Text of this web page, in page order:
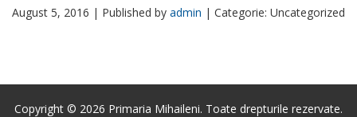
August 5, 2016 | Published by admin | Categorie: Uncategorized
Copyright © 2026 Primaria Mihaileni. Toate drepturile rezervate.